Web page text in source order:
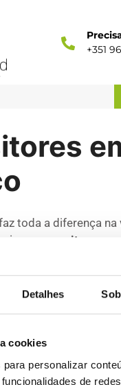
Detalhes
cookies
personalizar
de
+351
toda a diferença na
expositores
para destacar os seus
com base nas
seja para
joalharia ou